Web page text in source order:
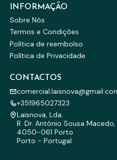
INFORMAÇÃO
Sobre Nós
Termos e Condições
Política de reembolso
Política de Privacidade
CONTACTOS
+351965027323
Laisnova, Lda.
R. Dr. António Sousa
4050-061 Porto
Porto - Portugal